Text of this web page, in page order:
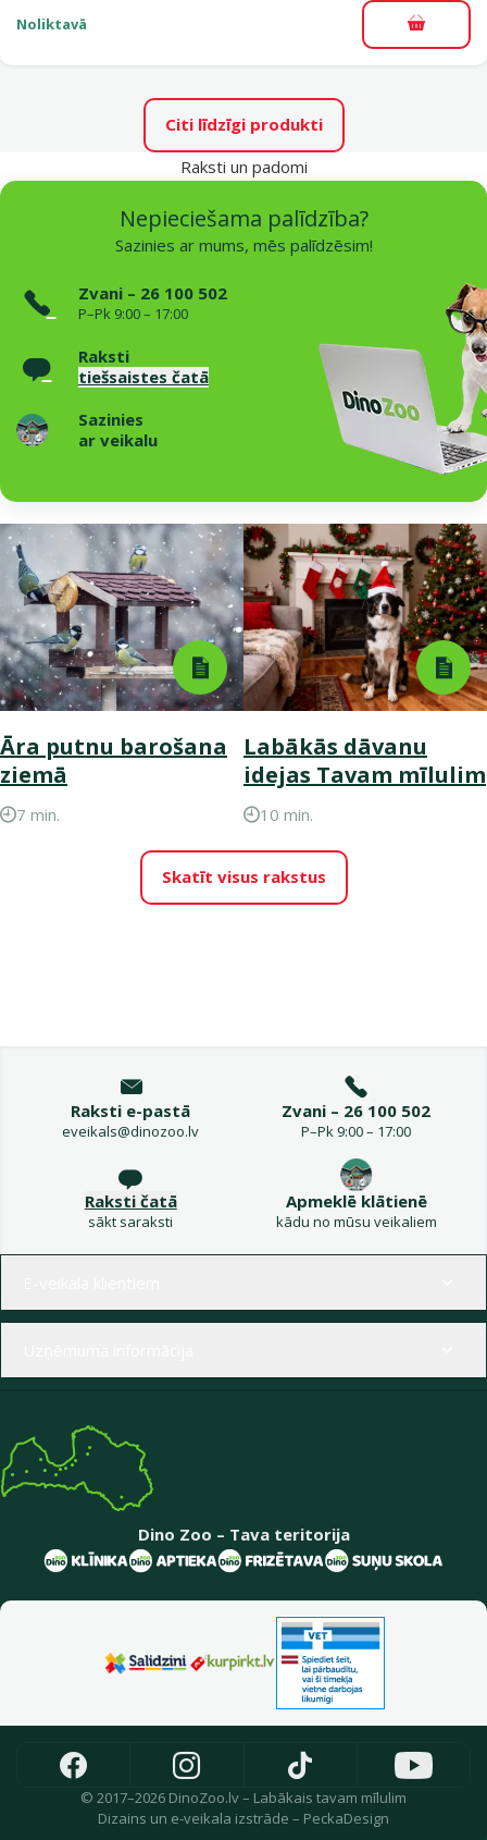
Noliktavā
Citi līdzīgi produkti
Raksti un padomi
Nepieciešama palīdzība?
Sazinies ar mums, mēs palīdzēsim!
Zvani – 26 100 502
P–Pk 9:00 – 17:00
Raksti
tiešsaistes čatā
Sazinies
ar veikalu
Āra putnu barošana
ziemā
7 min.
Labākās dāvanu
idejas Tavam mīlulim
10 min.
Skatīt visus rakstus
Raksti e-pastā
eveikals@dinozoo.lv
Zvani – 26 100 502
P–Pk 9:00 – 17:00
Raksti čatā
sākt saraksti
Apmeklē klātienē
kādu no mūsu veikaliem
Dino Zoo – Tava teritorija
© 2017–2026 DinoZoo.lv – Labākais tavam mīlulim
Dizains un e-veikala izstrāde – PeckaDesign